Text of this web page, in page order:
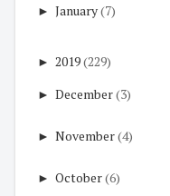
► January(7)
► 2019(229)
► December(3)
► November(4)
► October(6)